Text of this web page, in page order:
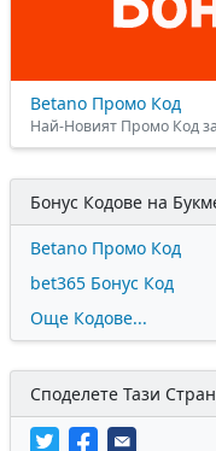
Betano Промо Код
Най-Новият Промо Код
Бонус Кодове на
Betano Промо Код
bet365 Бонус Код
Още Кодове...
Споделете Тази